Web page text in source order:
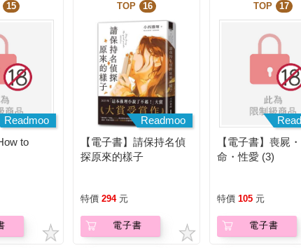
15
Readmoo
to
TOP 16
Readmoo
【電子書】請保持名偵
探原來的樣子
特價 294 元
電子書
TOP 17
【電子書】喪屍
命・性愛 (3)
特價 105 元
電子書